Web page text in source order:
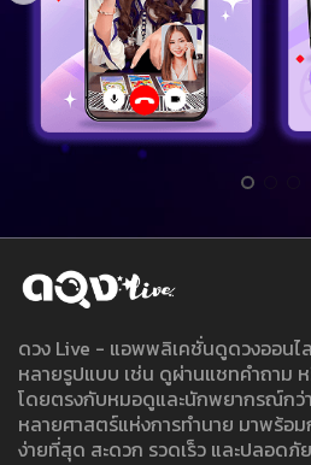
ดวง Live - แอพพลิเคชั่นดูดวงออนไ
หลายรูปแบบ เช่น ดูผ่านแชทคำถาม
โดยตรงกับหมอดูและนักพยากรณ์กว่
หลายศาสตร์แห่งการทำนาย มาพร้อ
ง่ายที่สุด สะดวก รวดเร็ว และปลอดภัย